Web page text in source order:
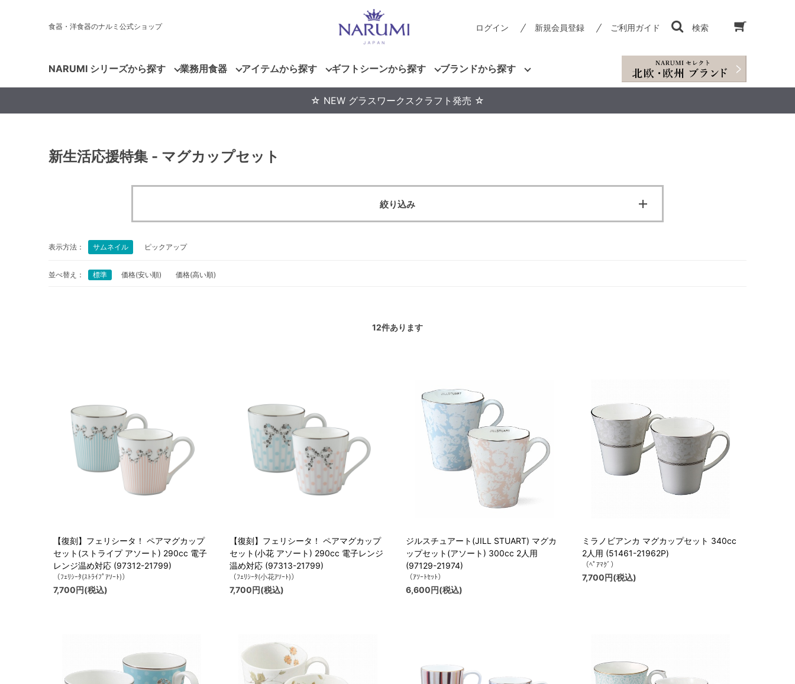
食器・洋食器のナルミ公式ショップ ログイン 新規会員登録 ご利用ガイド 検索
NARUMI シリーズから探す 業務用食器 アイテムから探す ギフトシーンから探す ブランドから探す
☆ NEW グラスワークスクラフト発売 ☆
新生活応援特集 - マグカップセット
絞り込み
表示方法： サムネイル ピックアップ
並べ替え： 標準 価格(安い順) 価格(高い順)
12件あります
【復刻】フェリシータ！ ペアマグカップ
セット(ストライプ アソート) 290cc 電子
レンジ温め対応 (97312-21799)
（ﾌｪﾘｼｰﾀ(ｽﾄﾗｲﾌﾟｱｿｰﾄ)）
7,700円(税込)
【復刻】フェリシータ！ ペアマグカップ
セット(小花 アソート) 290cc 電子レンジ
温め対応 (97313-21799)
（ﾌｪﾘｼｰﾀ(小花ｱｿｰﾄ)）
7,700円(税込)
ジルスチュアート(JILL STUART) マグカ
ップセット(アソート) 300cc 2人用
(97129-21974)
（ｱｿｰﾄｾｯﾄ）
6,600円(税込)
ミラノビアンカ マグカップセット 340cc
2人用 (51461-21962P)
（ﾍﾟｱﾏｸﾞ）
7,700円(税込)